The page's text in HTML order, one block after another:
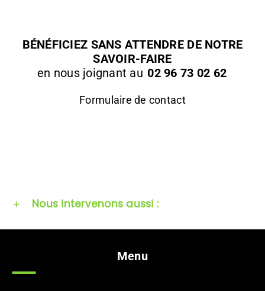
BÉNÉFICIEZ SANS ATTENDRE DE NOTRE
SAVOIR-FAIRE
en nous joignant au 02 96 73 02 62
Formulaire de contact
Nous intervenons aussi :
Menu